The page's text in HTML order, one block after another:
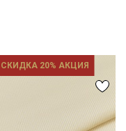
состоянии,
стороны.
от оригинального
вашего монитора и в
СКИДКА 20% АКЦИЯ